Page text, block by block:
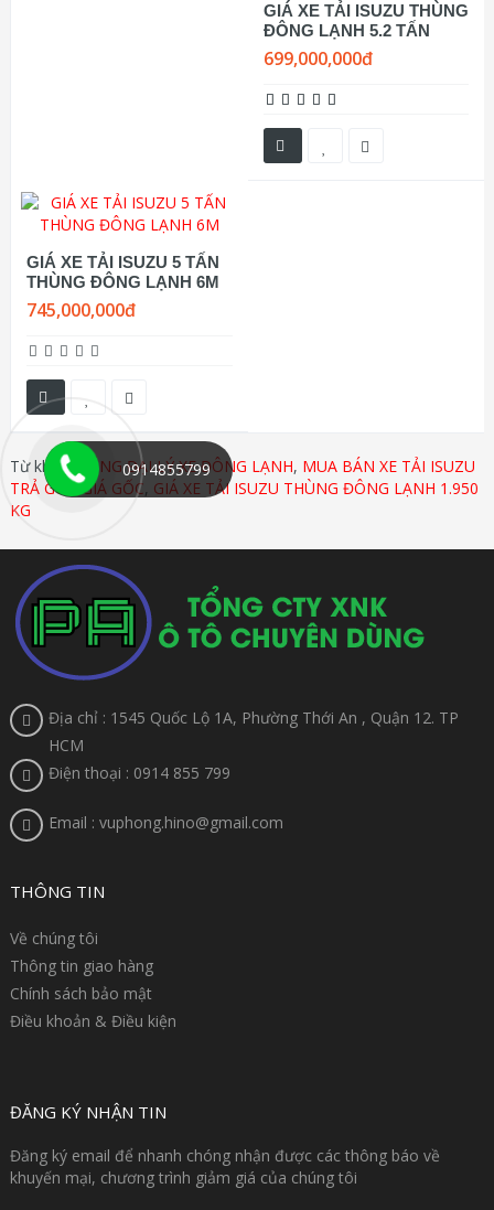
GIÁ XE TẢI ISUZU THÙNG
ĐÔNG LẠNH 5.2 TẤN
699,000,000đ
GIÁ XE TẢI ISUZU 5 TẤN
THÙNG ĐÔNG LẠNH 6M
745,000,000đ
Từ khóa: TỔNG ĐẠI LÝ XE ĐÔNG LẠNH, MUA BÁN XE TẢI ISUZU
TRẢ GÓP GIÁ GỐC, GIÁ XE TẢI ISUZU THÙNG ĐÔNG LẠNH 1.950
KG
Địa chỉ : 1545 Quốc Lộ 1A, Phường Thới An , Quận 12. TP
HCM
Điện thoại : 0914 855 799
Email : vuphong.hino@gmail.com
THÔNG TIN
Về chúng tôi
Thông tin giao hàng
Chính sách bảo mật
Điều khoản & Điều kiện
ĐĂNG KÝ NHẬN TIN
Đăng ký email để nhanh chóng nhận được các thông báo về
khuyến mại, chương trình giảm giá của chúng tôi
0914855799